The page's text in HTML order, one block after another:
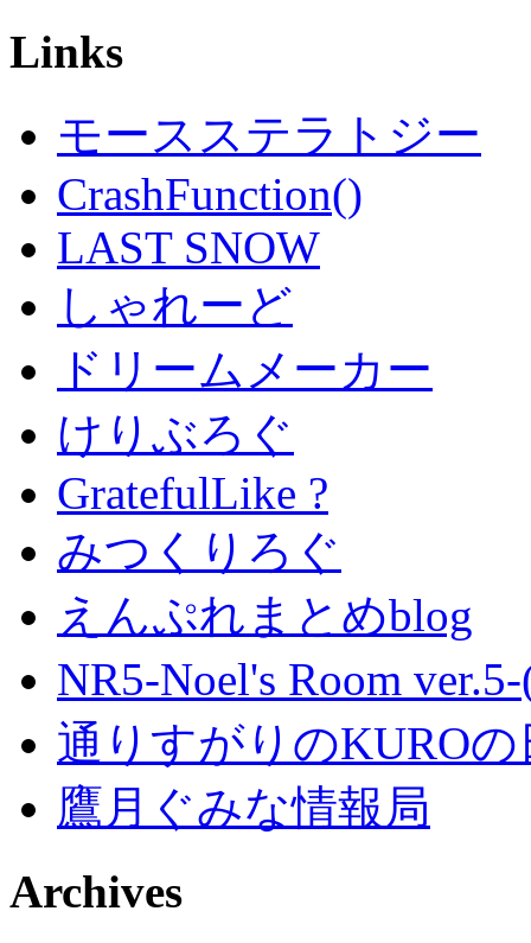
Links
モースステラトジー
CrashFunction()
LAST SNOW
しゃれーど
ドリームメーカー
けりぶろぐ
GratefulLike ?
みつくりろぐ
えんぷれまとめblog
NR5-Noel's Room
通りすがりのKURO
鷹月ぐみな情報局
Archives